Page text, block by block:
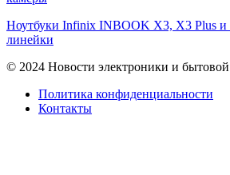
Ноутбуки Infinix INBOOK X3, X3 Plus и
линейки
© 2024 Новости электроники и
Политика конфиденциальности
Контакты